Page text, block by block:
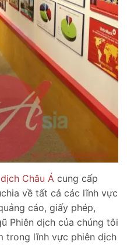
Châu Á cung cấp
về tất cả các lĩnh vực
cáo, giấy phép,
Phiên dịch của chúng tôi
trong lĩnh vực phiên dịch